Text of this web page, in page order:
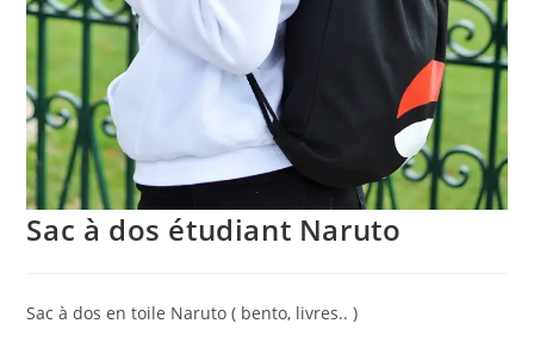
Sac à dos étudiant Naruto
Sac à dos en toile Naruto ( bento, livres.. )